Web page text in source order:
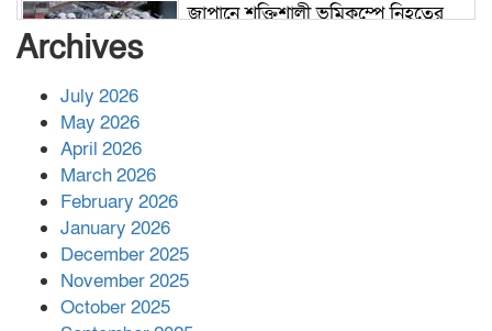
জাপানে শক্তিশালী ভূমিকম্পে নিহতের
Archives
July 2026
May 2026
April 2026
March 2026
February 2026
January 2026
December 2025
November 2025
October 2025